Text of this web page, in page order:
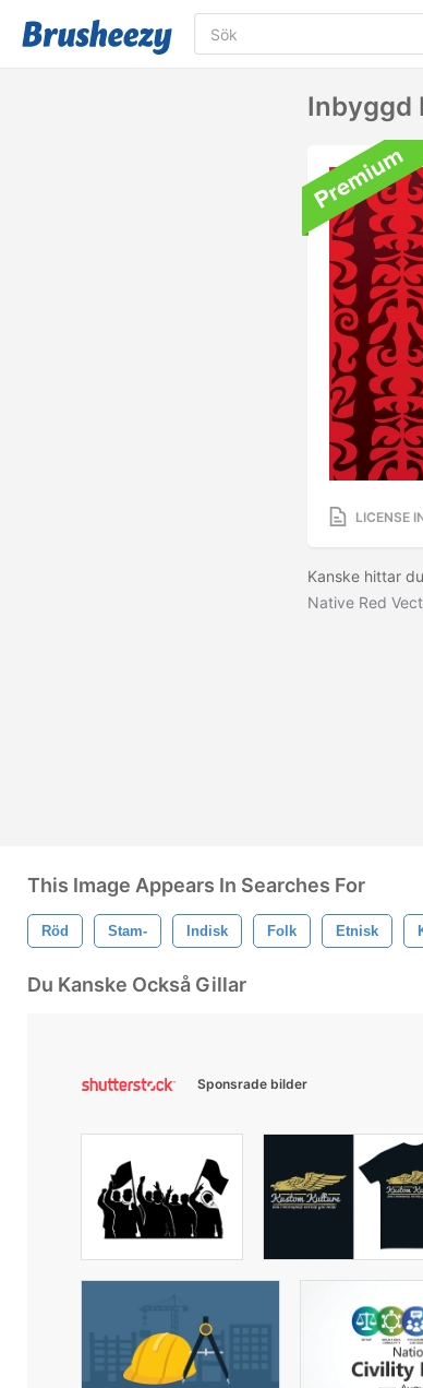
Inbyggd
LICENSE
Kanske hittar
Native Red
This Image Appears In Searches For
Röd Stam- Indisk Folk Etnisk
Du Kanske Också Gillar
Sponsrade bilder